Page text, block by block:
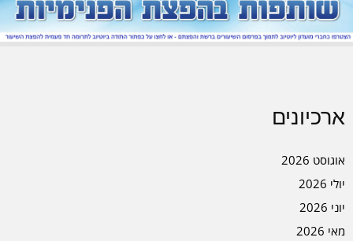
ארכיונים
אוגוסט 2026
יולי 2026
יוני 2026
מאי 2026